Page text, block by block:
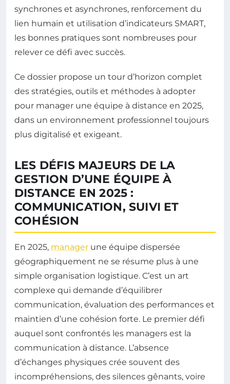
synchrones et asynchrones, renforcement du
lien humain et utilisation d’indicateurs SMART,
les bonnes pratiques sont nombreuses pour
relever ce défi avec succès.
Ce dossier propose un tour d’horizon complet
des stratégies, outils et méthodes à adopter
pour manager une équipe à distance en 2025,
dans un environnement professionnel toujours
plus digitalisé et exigeant.
LES DÉFIS MAJEURS DE LA
GESTION D’UNE ÉQUIPE À
DISTANCE EN 2025 :
COMMUNICATION, SUIVI ET
COHÉSION
En 2025, manager une équipe dispersée
géographiquement ne se résume plus à une
simple organisation logistique. C’est un art
complexe qui demande d’équilibrer
communication, évaluation des performances et
maintien d’une cohésion forte. Le premier défi
auquel sont confrontés les managers est la
communication à distance. L’absence
d’échanges physiques crée souvent des
incompréhensions, des silences gênants, voire